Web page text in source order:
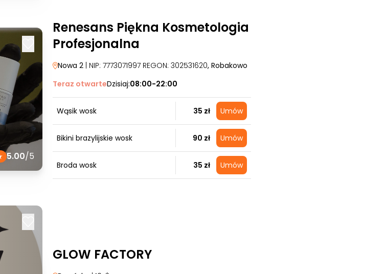
5.00/5
Renesans Piękna Kosmetologia
Profesjonalna
Nowa 2 | NIP: 7773071997 REGON: 302531620, Robakowo
Teraz otwarteDzisiaj:08:00-22:00
Wąsik wosk 35 zł Umów
Bikini brazylijskie wosk 90 zł Umów
Broda wosk 35 zł Umów
GLOW FACTORY